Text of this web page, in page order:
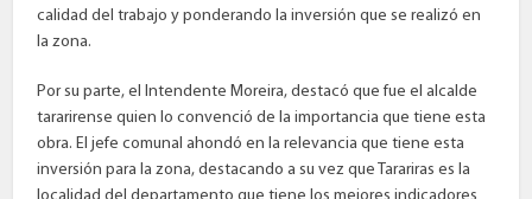
calidad del trabajo y ponderando la inversión que se realizó en
la zona.
Por su parte, el Intendente Moreira, destacó que fue el alcalde
tararirense quien lo convenció de la importancia que tiene esta
obra. El jefe comunal ahondó en la relevancia que tiene esta
inversión para la zona, destacando a su vez que Tarariras es la